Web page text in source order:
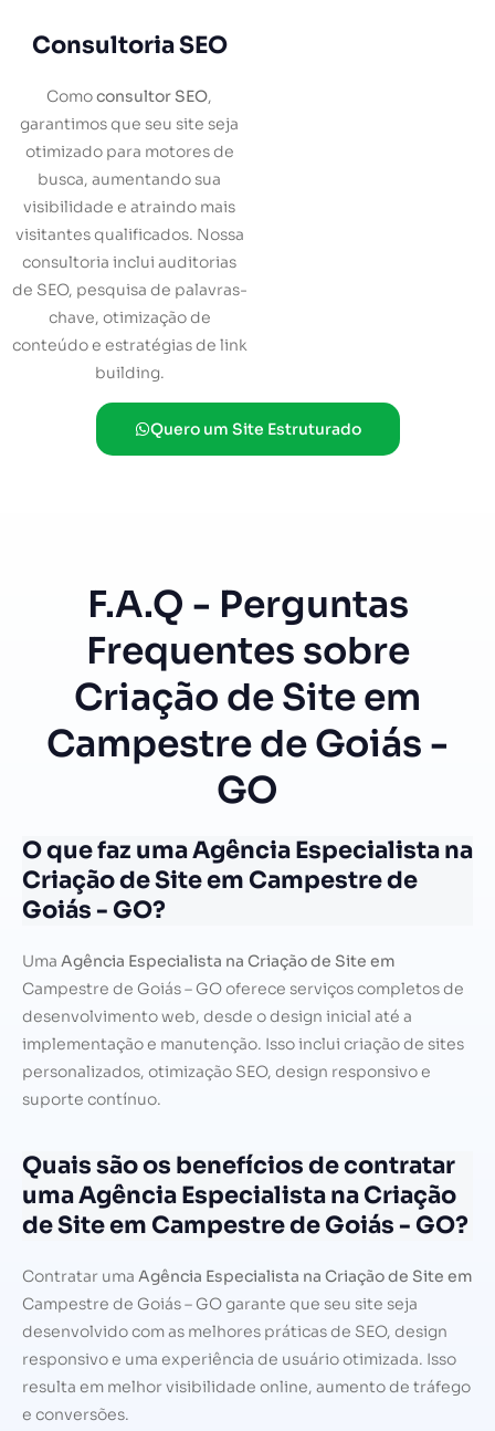
Consultoria SEO
Comoconsultor SEO,
garantimos que seu site seja
otimizado para motores de
busca, aumentando sua
visibilidade e atraindo mais
visitantes qualificados. Nossa
consultoria inclui auditorias
de SEO, pesquisa de palavras-
chave, otimização de
conteúdo e estratégias de link
building.
Quero um Site Estruturado
F.A.Q - Perguntas
Frequentes sobre
Criação de Site em
Campestre de Goiás -
GO
O que faz uma Agência Especialista na
Criação de Site em Campestre de
Goiás - GO?
Uma Agência Especialista na Criação de Site em
Campestre de Goiás – GO oferece serviços completos de
desenvolvimento web, desde o design inicial até a
implementação e manutenção. Isso inclui criação de sites
personalizados, otimização SEO, design responsivo e
suporte contínuo.
Quais são os benefícios de contratar
uma Agência Especialista na Criação
de Site em Campestre de Goiás - GO?
Contratar uma Agência Especialista na Criação de Site em
Campestre de Goiás – GO garante que seu site seja
desenvolvido com as melhores práticas de SEO, design
responsivo e uma experiência de usuário otimizada. Isso
resulta em melhor visibilidade online, aumento de tráfego
e conversões.